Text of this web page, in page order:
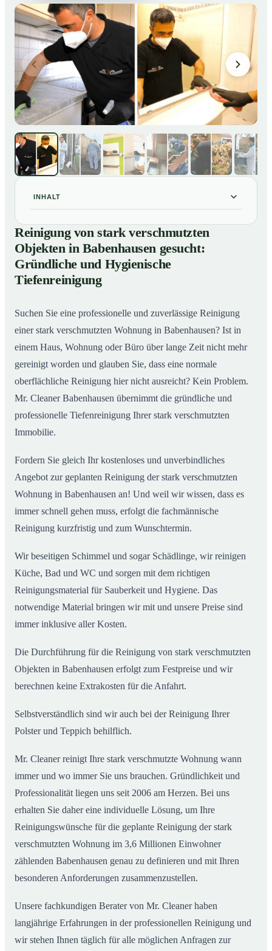
INHALT
01Reinigung von stark verschmutzten Objekten in
Babenhausen gesucht: Gründliche und Hygienische
Tiefenreinigung
02So reinigen unsere Profis stark verschmutzte
Wohnungen in Babenhausen
Reinigung von stark verschmutzten
Objekten in Babenhausen gesucht:
Gründliche und Hygienische
Tiefenreinigung
Suchen Sie eine professionelle und zuverlässige Reinigung
einer stark verschmutzten Wohnung in Babenhausen? Ist in
einem Haus, Wohnung oder Büro über lange Zeit nicht mehr
gereinigt worden und glauben Sie, dass eine normale
oberflächliche Reinigung hier nicht ausreicht? Kein Problem.
Mr. Cleaner Babenhausen übernimmt die gründliche und
professionelle Tiefenreinigung Ihrer stark verschmutzten
Immobilie.
Fordern Sie gleich Ihr kostenloses und unverbindliches
Angebot zur geplanten Reinigung der stark verschmutzten
Wohnung in Babenhausen an! Und weil wir wissen, dass es
immer schnell gehen muss, erfolgt die fachmännische
Reinigung kurzfristig und zum Wunschtermin.
Wir beseitigen Schimmel und sogar Schädlinge, wir reinigen
Küche, Bad und WC und sorgen mit dem richtigen
Reinigungsmaterial für Sauberkeit und Hygiene. Das
notwendige Material bringen wir mit und unsere Preise sind
immer inklusive aller Kosten.
Die Durchführung für die Reinigung von stark verschmutzten
Objekten in Babenhausen erfolgt zum Festpreise und wir
berechnen keine Extrakosten für die Anfahrt.
Selbstverständlich sind wir auch bei der Reinigung Ihrer
Polster und Teppich behilflich.
Mr. Cleaner reinigt Ihre stark verschmutzte Wohnung wann
immer und wo immer Sie uns brauchen. Gründlichkeit und
Professionalität liegen uns seit 2006 am Herzen. Bei uns
erhalten Sie daher eine individuelle Lösung, um Ihre
Reinigungswünsche für die geplante Reinigung der stark
verschmutzten Wohnung im 3,6 Millionen Einwohner
zählenden Babenhausen genau zu definieren und mit Ihren
besonderen Anforderungen zusammenzustellen.
Unsere fachkundigen Berater von Mr. Cleaner haben
langjährige Erfahrungen in der professionellen Reinigung und
wir stehen Ihnen täglich für alle möglichen Anfragen zur